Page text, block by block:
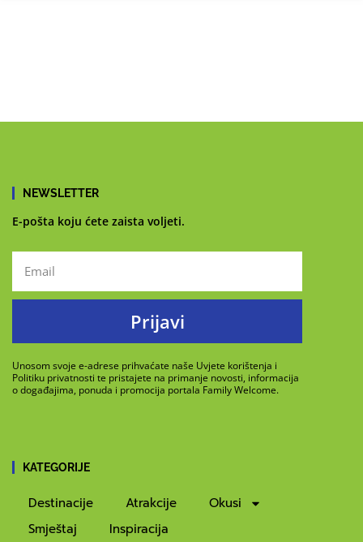
NEWSLETTER
E-pošta koju ćete zaista voljeti.
Prijavi
Unosom svoje e-adrese prihvaćate naše Uvjete korištenja i
Politiku privatnosti te pristajete na primanje novosti, informacija
o događajima, ponuda i promocija portala Family Welcome.
KATEGORIJE
Destinacije Atrakcije
Okusi
Smještaj
Inspiracija